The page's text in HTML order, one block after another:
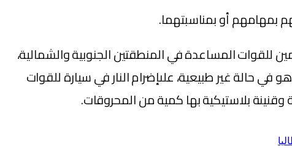
بمهامهم أو بمناسبتهما.
للقوات المساعدة في المنطقتين الجنوبية والشمالية،
حالة غير طبيعية، علىإضرام النار في سيارة للقوات
بلاستيكية بها كمية من المحروقات.